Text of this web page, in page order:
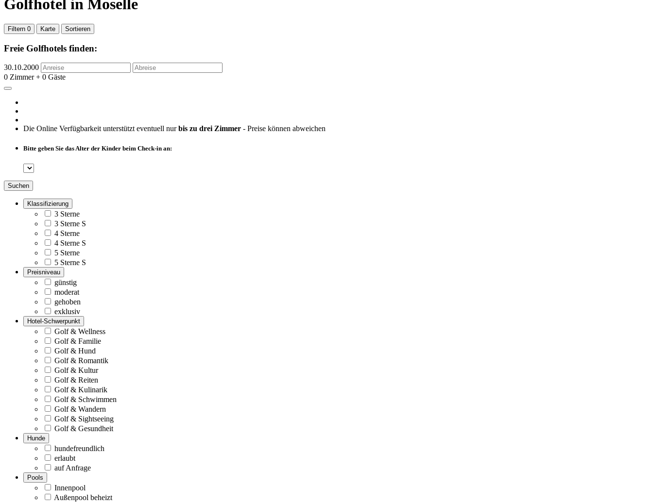
Golfhotel in Moselle
Filtern 0 Karte Sortieren
Freie Golfhotels finden:
30.10.2000
0 Zimmer + 0 Gäste
Die Online Verfügbarkeit unterstützt eventuell nurbis zu drei Zimmer - Preise können abweichen
Bitte geben Sie das Alter der Kinder beim Check-in an:
Suchen
Klassifizierung
3 Sterne
3 Sterne S
4 Sterne
4 Sterne S
5 Sterne
5 Sterne S
Preisniveau
günstig
moderat
gehoben
exklusiv
Hotel-Schwerpunkt
Golf & Wellness
Golf & Familie
Golf & Hund
Golf & Romantik
Golf & Kultur
Golf & Reiten
Golf & Kulinarik
Golf & Schwimmen
Golf & Wandern
Golf & Sightseeing
Golf & Gesundheit
Hunde
hundefreundlich
erlaubt
auf Anfrage
Pools
Innenpool
Außenpool beheizt